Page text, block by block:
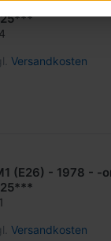
(E26) - 1978 - -
Versandkosten
(E26) - 1978 - -
Versandkosten